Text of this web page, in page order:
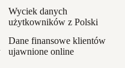
Wyciek danych
użytkowników z Polski
Dane finansowe klientów
ujawnione online